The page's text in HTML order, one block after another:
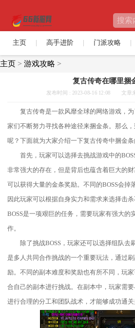
主页 高手进阶 门派攻略
主页 > 游戏攻略 >
复古传奇在哪里捆
发布时间 : 2023-08-16 12:08 文章
复古传奇是一款风靡全球的网络游戏，
家们不断努力寻找各种途径来捆金条。那么
呢？下面就为大家介绍一下复古传奇中捆金条
首先，玩家可以选择去挑战游戏中的
非常强大的存在，但是背后也蕴含着巨大的
可以获得大量的金条奖励。不同的BOSS会掉
因此玩家可以根据自身实力和需求来选择击
BOSS是一项艰巨的任务，需要玩家有强大的
作。
除了挑战BOSS，玩家还可以选择组队去
是多人共同合作挑战的一个重要玩法，通过
励。不同的副本难度和奖励也有所不同，玩
合自己的副本进行挑战。在副本中，玩家需
进行合理的分工和团队战术，才能够成功通关